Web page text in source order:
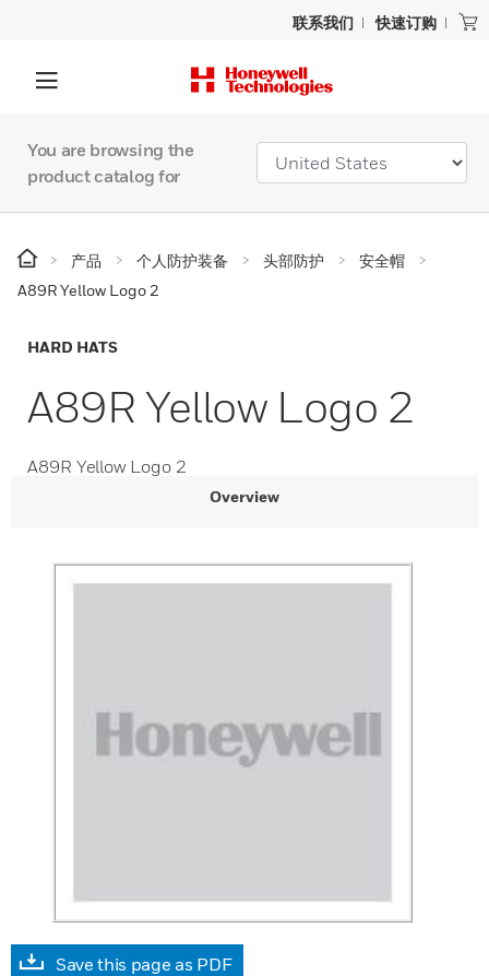
联系我们 快速订购
You are browsing the
product catalog for
产品 个人防护装备 头部防护
安全帽
A89R Yellow Logo 2
HARD HATS
A89R Yellow Logo 2
A89R Yellow Logo 2
Overview
Save this page as PDF